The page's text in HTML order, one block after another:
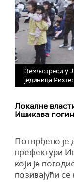
Земљотреси у
јединица
Локалне
Ишикава
Потврђено је
префектури
који је
позивајући